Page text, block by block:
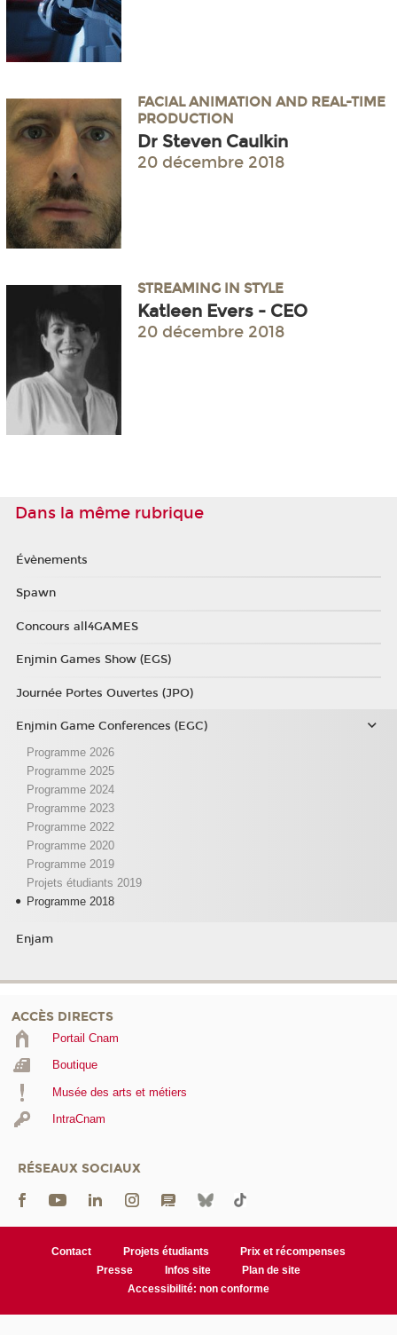
FACIAL ANIMATION AND REAL-TIME
PRODUCTION
Dr Steven Caulkin
20 décembre 2018
STREAMING IN STYLE
Katleen Evers - CEO
20 décembre 2018
Dans la même rubrique
Évènements
Spawn
Concours all4GAMES
Enjmin Games Show (EGS)
Journée Portes Ouvertes (JPO)
Enjmin Game Conferences (EGC)
Programme 2026
Programme 2025
Programme 2024
Programme 2023
Programme 2022
Programme 2020
Programme 2019
Projets étudiants 2019
Programme 2018
Enjam
ACCÈS DIRECTS
Portail Cnam
Boutique
Musée des arts et métiers
IntraCnam
RÉSEAUX SOCIAUX
Contact Projets étudiants
Prix et récompenses
Presse
Infos site
Plan de site
Accessibilité: non conforme